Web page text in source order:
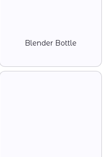
Blender Bottle